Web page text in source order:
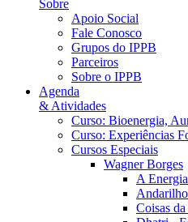
Sobre
Apoio Social
Fale Conosco
Grupos do IPPB
Parceiros
Sobre o IPPB
Agenda
& Atividades
Curso: Bioenergia,
Curso: Experiências
Cursos Especiais
Wagner Borges
A
Coisas